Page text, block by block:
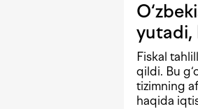
yutadi,
Fiskal
qildi. Bu
tizimning
haqida